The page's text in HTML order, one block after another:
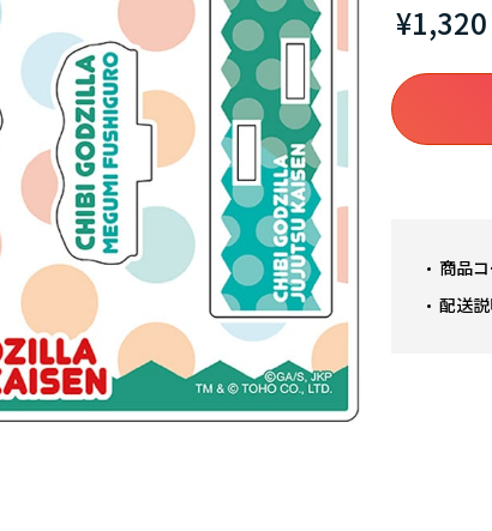
¥1,320
商品
配送